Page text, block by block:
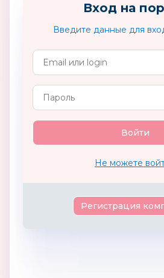
Вход на
Введите данные для
Не можете
Регистрация